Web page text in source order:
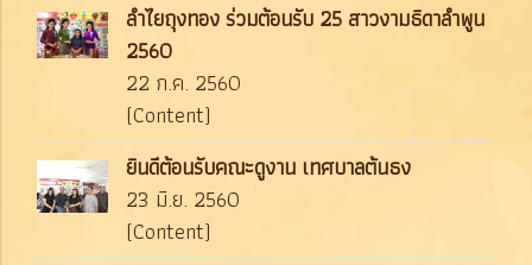
ลำไยถุงทอง ร่วมต้อนรับ 25 สาวงามธิดาลำพูน
2560
22 ก.ค. 2560
(Content)
ยินดีต้อนรับคณะดูงาน เทศบาลต้นธง
23 มิ.ย. 2560
(Content)